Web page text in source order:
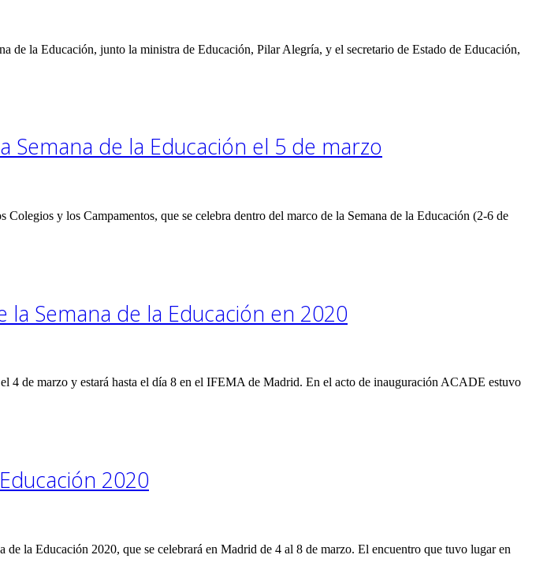
de la Educación, junto la ministra de Educación, Pilar Alegría, y el secretario de Estado de Educación,
Semana de la Educación el 5 de marzo
y los Campamentos, que se celebra dentro del marco de la Semana de la Educación (2-6 de
Semana de la Educación en 2020
de marzo y estará hasta el día 8 en el IFEMA de Madrid. En el acto de inauguración ACADE estuvo
2020
la Educación 2020, que se celebrará en Madrid de 4 al 8 de marzo. El encuentro que tuvo lugar en